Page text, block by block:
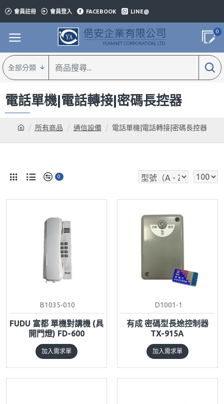
會員註冊 會員登入 FACEBOOK LINE@
0
全部分類
所有商品 通信設備 電話單機|電話轉接|密碼長控器
電話單機|電話轉接|密碼長控器
0
B1035-010
FUDU 富都 單機對講機 (具
開門燈) FD-600
加入需求單
D1001-1
有成 密碼型長途控制器
TX-915A
加入需求單